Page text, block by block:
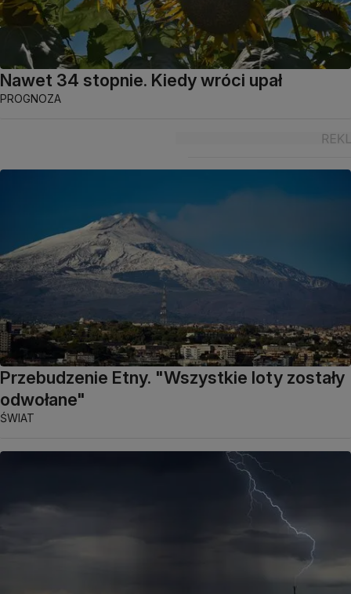
Nawet 34 stopnie. Kiedy wróci upał
PROGNOZA
Przebudzenie Etny. "Wszystkie loty zostały
odwołane"
ŚWIAT